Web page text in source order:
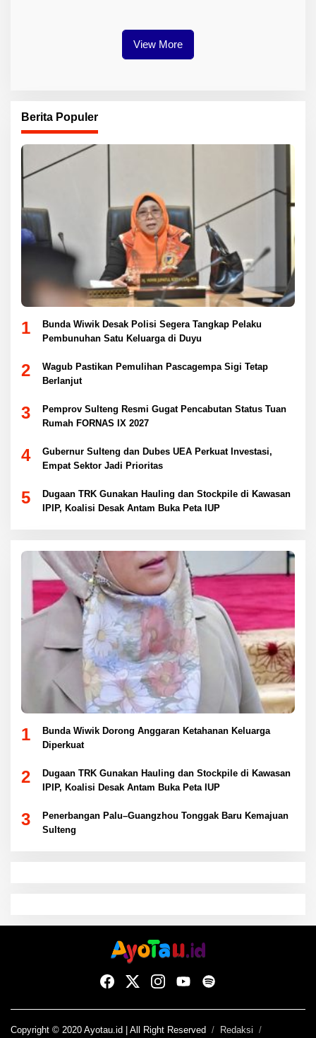
View More
Berita Populer
1
Bunda Wiwik Desak Polisi Segera Tangkap Pelaku
Pembunuhan Satu Keluarga di Duyu
2
Wagub Pastikan Pemulihan Pascagempa Sigi Tetap
Berlanjut
3
Pemprov Sulteng Resmi Gugat Pencabutan Status Tuan
Rumah FORNAS IX 2027
4
Gubernur Sulteng dan Dubes UEA Perkuat Investasi,
Empat Sektor Jadi Prioritas
5
Dugaan TRK Gunakan Hauling dan Stockpile di Kawasan
IPIP, Koalisi Desak Antam Buka Peta IUP
1
Bunda Wiwik Dorong Anggaran Ketahanan Keluarga
Diperkuat
2
Dugaan TRK Gunakan Hauling dan Stockpile di Kawasan
IPIP, Koalisi Desak Antam Buka Peta IUP
3
Penerbangan Palu–Guangzhou Tonggak Baru Kemajuan
Sulteng
Copyright © 2020 Ayotau.id | All Right Reserved
Redaksi